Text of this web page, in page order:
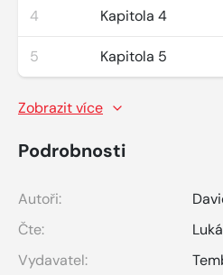
4 Kapitola 4
5 Kapitola 5
Zobrazit více
Podrobnosti
Autoři:
Čte:
Vydavatel: